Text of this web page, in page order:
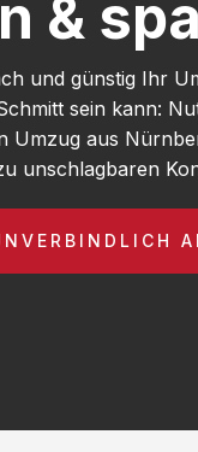
&
und günstig Ihr
sein kann:
Umzug aus
unschlagbaren